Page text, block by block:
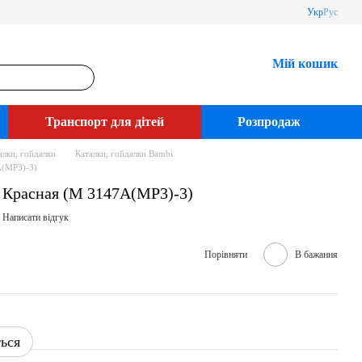
УкрРус
Мій кошик
Транспорт для дітей Розпродаж
гойдалки
Каталки, гойдалки Bambi
3)
(M 3147A(MP3)-3)
Написати відгук
Порівняти В бажання